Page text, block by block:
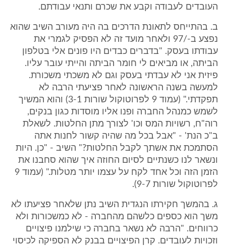
העובדים לעבודה וקבע את שכרם ותנאי עבודתם.
ב. בהתייחס לתאונת הדרכים בה היה מעורב השיב שהוא
נפצע ב-/97 ולאחר מועד זה לא הפסיק לגמרי את
עבודתו בעסק. "בדברים כבדים היו פונים אלי בטלפון
הביתה, או מביאים לי חומר הביתה והייתי עובר עליו.
פיזית אני לא עבדתי בעסק וגם לא משכתי משכורת.
למעשה בשנה הראשונה לאחר פציעתי הרבה לא
תפקדתי." (עמוד 9 לפרוטוקול שורות 3-1) והוא המשיך
לשמש כמנהל החברה ופנו אליו מוסדות כגון בנקים,
רוה"ח, רשויות המס וכו' לצורך מתן החלטות. לשאלת
ב"כ הנת' - "אבל בכל מה שהיה קשור לחנות אתה
הסתמכת את אשתך לקבל החלטות?" השיב - "כן. היות
ונשאר לנו כשנתיים לסיום החוזה איך שהוא סחבנו את
הזמן הזה וכל אחד לקח על עצמו יותר מטלות." (עמוד 9
לפרוטוקול שורות 9-7).
ג. בהמשך חקירתו הנגדית השיב נתן שלאחר פציעתו לא
משך הוא כספים כלשהם מהחברה - לא כמשכורות ולא
כרווחים. "הרבה לא נשאר בחברה כי שילמנו פיצויים
וזכויות לעובדים. קרן הפיצויים בבנק לא הספיקה לכיסוי